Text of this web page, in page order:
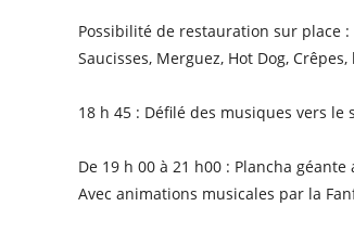
Possibilité de restauration sur place :
Saucisses, Merguez, Hot Dog, Crêpes,
18 h 45 : Défilé des musiques vers le
De 19 h 00 à 21 h00 : Plancha
Avec animations musicales par la